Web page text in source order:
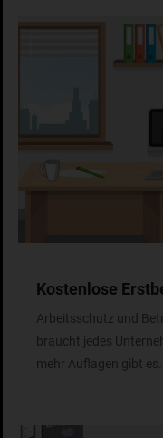
Kostenlose
Arbeitsschutz und
braucht jedes
mehr Auflagen gibt es.